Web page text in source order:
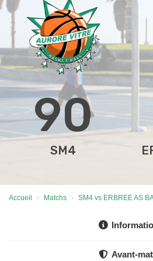
90
SM4
Accueil Matchs SM4 vs ERBREE AS
Avant-